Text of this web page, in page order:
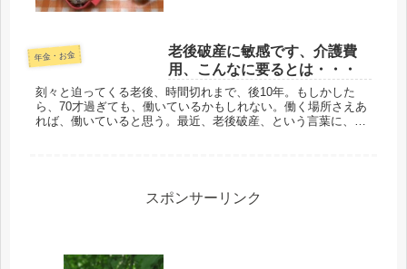
いるだろうけど、高齢者をむやみに首
切...
年金・お金
老後破産に敏感です、介護費
用、こんなに要るとは・・・
刻々と迫ってくる老後、時間切れまで、後10年。もしかした
ら、70才過ぎても、働いているかもしれない。働く場所さえあ
れば、働いていると思う。最近、老後破産、という言葉に、過
スポンサーリンク